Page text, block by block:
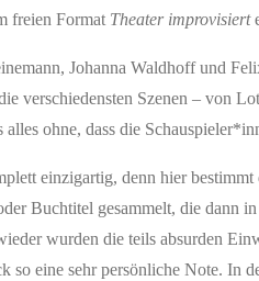
freien Format Theater improvisiert
Johanna Waldhoff und
verschiedensten Szenen – von
alles ohne, dass die
einzigartig, denn hier
Buchtitel gesammelt, die dann
wurden die teils absurden
so eine sehr persönliche Note. In